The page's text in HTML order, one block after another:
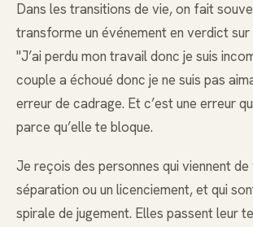
Dans les transitions de vie, on fait
transforme un événement en verdict sur
"J’ai perdu mon travail donc je suis
couple a échoué donc je ne suis pas
erreur de cadrage. Et c’est une erreur
parce qu’elle te bloque.
Je reçois des personnes qui viennent de
séparation ou un licenciement, et qui
spirale de jugement. Elles passent leur